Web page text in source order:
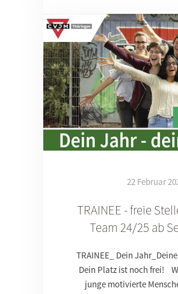
22 Februar
TRAINEE - freie
Team 24/25 ab
TRAINEE_ Dein
Dein Platz ist noch frei!
junge motivierte